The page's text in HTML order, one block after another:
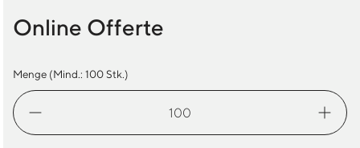
Online Offerte
Menge (Mind.: 100Stk.)
Neck
Tube